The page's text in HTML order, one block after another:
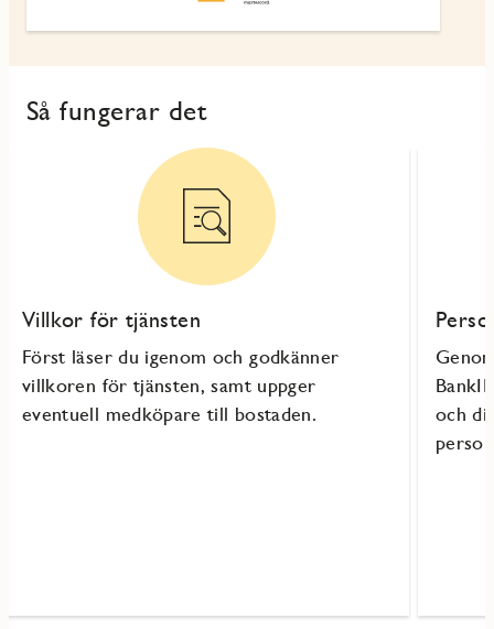
Så fungerar det
Villkor för tjänsten
Först läser du igenom och godkänner
villkoren för tjänsten, samt uppger
eventuell medköpare till bostaden.
och